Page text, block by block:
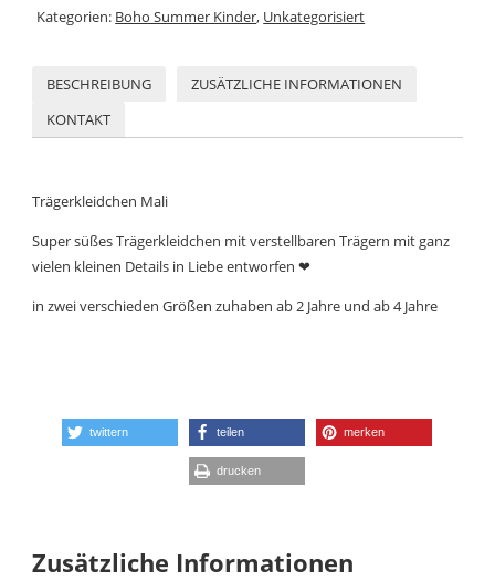
Kategorien: Boho Summer Kinder, Unkategorisiert
BESCHREIBUNG
ZUSÄTZLICHE INFORMATIONEN
KONTAKT
Trägerkleidchen Mali
Super süßes Trägerkleidchen mit verstellbaren Trägern mit ganz
vielen kleinen Details in Liebe entworfen❤
in zwei verschieden Größen zuhaben ab 2 Jahre und ab 4 Jahre
twittern teilen merken
drucken
Zusätzliche Informationen